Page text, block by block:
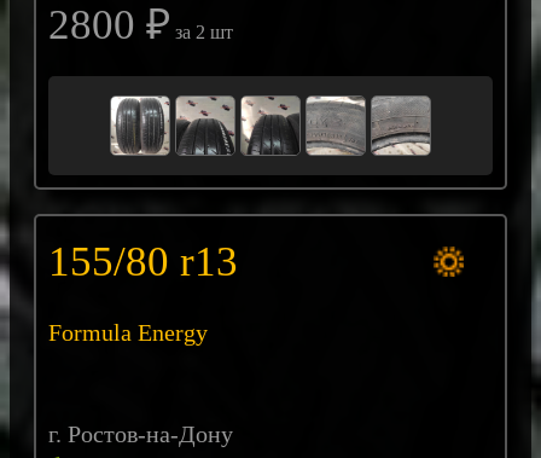
2800 ₽ за 2 шт
155/80 r13
Formula Energy
г. Ростов-на-Дону